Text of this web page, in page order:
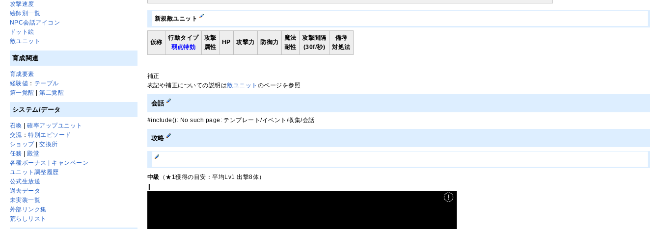
新規敵ユニット
仮称
行動タイプ
弱点特効
攻撃
属性
HP 攻撃力 防御力
魔法
耐性
攻撃間隔
(30f/秒)
備考
対処法
補正
表記や補正についての説明は敵ユニット のページを参照
会話
#include(): No such page: テンプレート/イベント/収集/会話
攻略
中級
（★1獲得の目安：平均Lv1 出撃8体）
||
攻撃速度
絵師別一覧
NPC会話アイコン
ドット絵
敵ユニット
育成関連
育成要素
経験値 ： テーブル
第一覚醒
|第二覚醒
システム/データ
召喚 |確率アップユニット
交流 ：特別エピソード
ショップ|交換所
任務 | 殿堂
各種ボーナス | キャンペーン
ユニット調整履歴
公式生放送
過去データ
未実装一覧
外部リンク集
荒らしリスト